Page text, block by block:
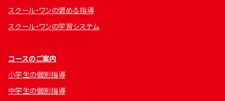
スクール・ワンの褒める指導
スクール・ワンの学習システム
コースのご案内
小学生の個別指導
中学生の個別指導